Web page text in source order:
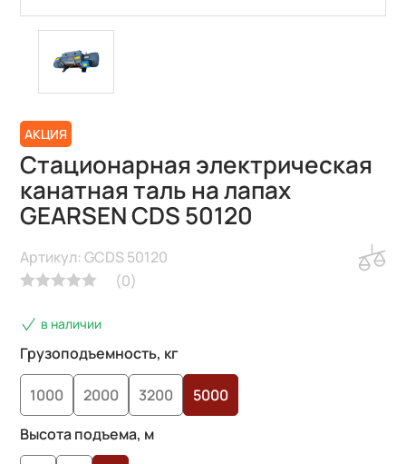
АКЦИЯ
Стационарная электрическая
канатная таль на лапах
GEARSEN CDS 50120
(0)
Артикул: GCDS 50120
в наличии
Грузоподъемность, кг
1000 2000 3200
5000
Высота подъема, м